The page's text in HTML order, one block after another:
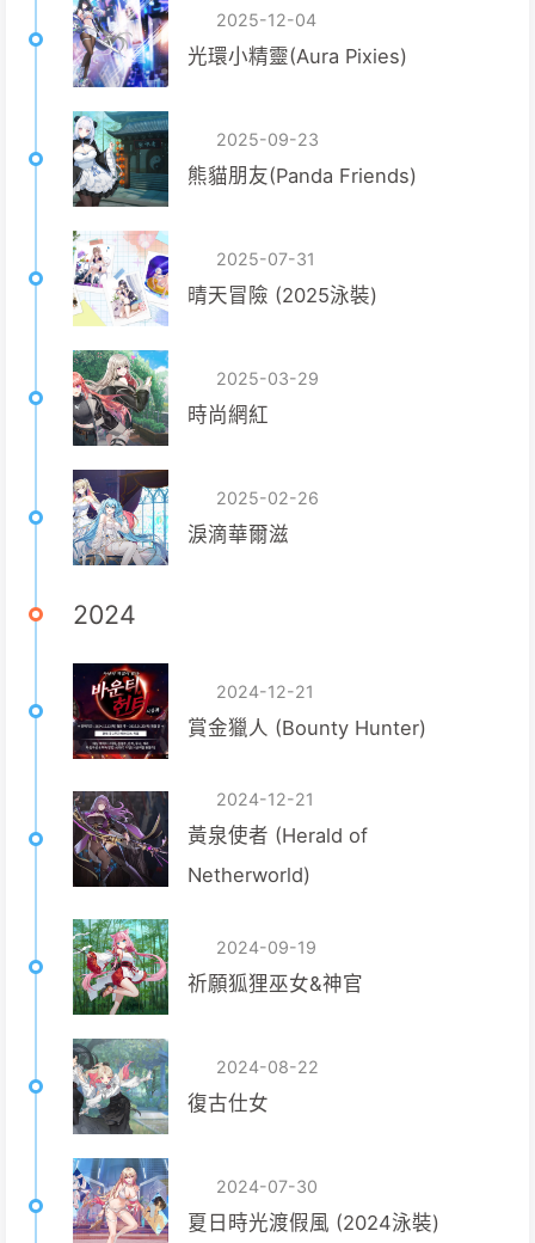
2025-12-04
光環小精靈(Aura Pixies)
2025-09-23
熊貓朋友(Panda Friends)
2025-07-31
晴天冒險 (2025泳裝)
2025-03-29
時尚網紅
2025-02-26
淚滴華爾滋
2024
2024-12-21
賞金獵人 (Bounty Hunter)
2024-12-21
黃泉使者 (Herald of
Netherworld)
2024-09-19
祈願狐狸巫女&神官
2024-08-22
復古仕女
2024-07-30
夏日時光渡假風 (2024泳裝)